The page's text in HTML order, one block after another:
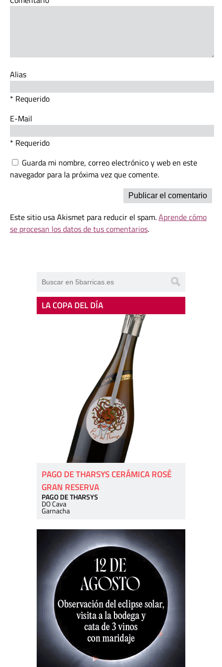
Alias
* Requerido
E-Mail
* Requerido
Guarda mi nombre, correo electrónico y web en este
navegador para la próxima vez que comente.
Este sitio usa Akismet para reducir el spam.Aprende cómo
se procesan los datos de tus comentarios.
LA COPA DEL DÍA
PAGO DE THARSYS CERÁMICA ROSÉ
GRAN RESERVA
PAGO DE THARSYS
DO Cava
Garnacha